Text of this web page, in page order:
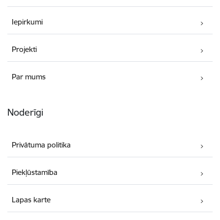
Iepirkumi
Projekti
Par mums
Noderīgi
Privātuma politika
Piekļūstamība
Lapas karte